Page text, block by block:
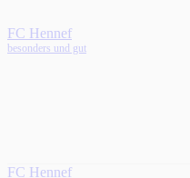
FC Hennef
besonders und gut
FC Hennef